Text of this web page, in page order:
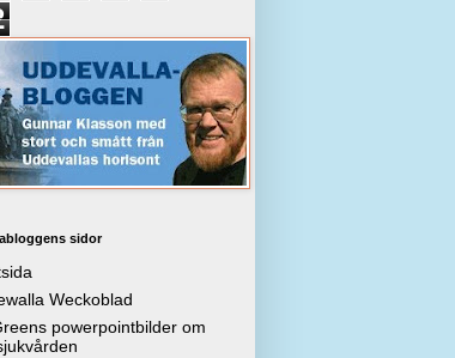
sidor
Weckoblad
powerpointbilder om